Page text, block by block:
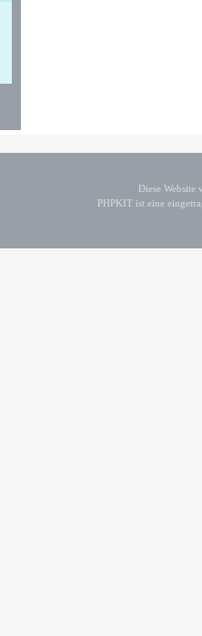
Diese
PHPKIT ist eine